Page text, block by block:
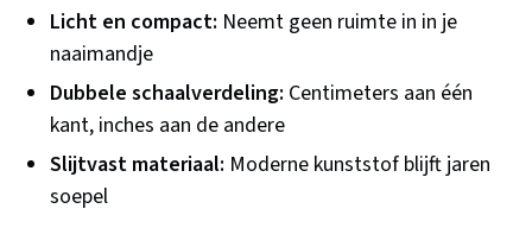
Licht en compact: Neemt geen ruimte in in je
naaimandje
Dubbele schaalverdeling: Centimeters aan één
kant, inches aan de andere
Slijtvast materiaal: Moderne kunststof blijft jaren
soepel